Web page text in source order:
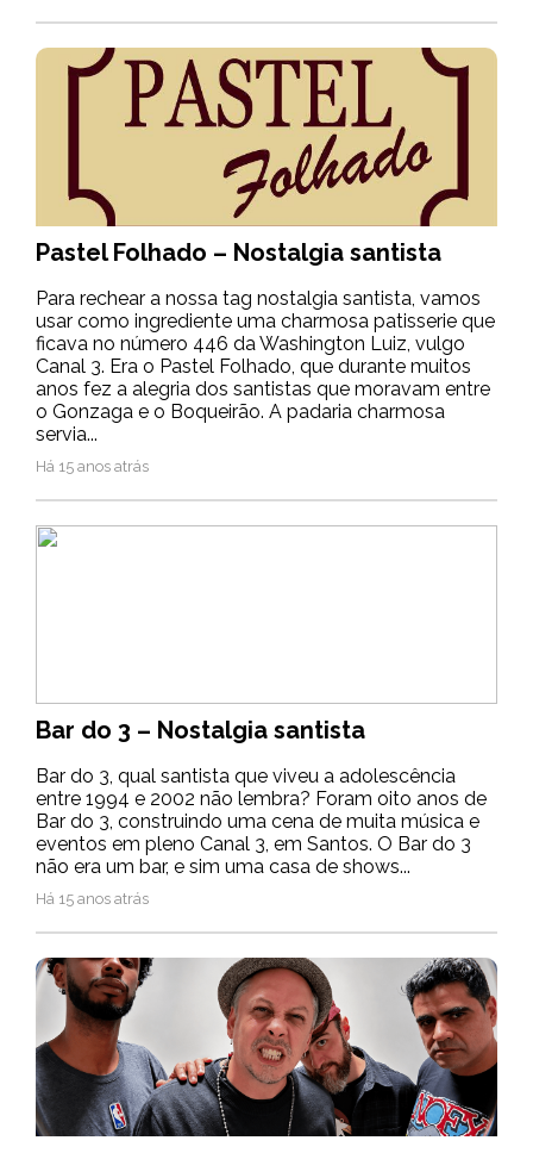
Pastel Folhado – Nostalgia santista
Para rechear a nossa tag nostalgia santista, vamos
usar como ingrediente uma charmosa patisserie que
ficava no número 446 da Washington Luiz, vulgo
Canal 3. Era o Pastel Folhado, que durante muitos
anos fez a alegria dos santistas que moravam entre
o Gonzaga e o Boqueirão. A padaria charmosa
servia...
Há 15 anos atrás
Bar do 3 – Nostalgia santista
Bar do 3, qual santista que viveu a adolescência
entre 1994 e 2002 não lembra? Foram oito anos de
Bar do 3, construindo uma cena de muita música e
eventos em pleno Canal 3, em Santos. O Bar do 3
não era um bar, e sim uma casa de shows...
Há 15 anos atrás